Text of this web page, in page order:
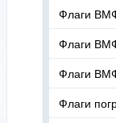
Флаги
Флаги
Флаги
Флаги